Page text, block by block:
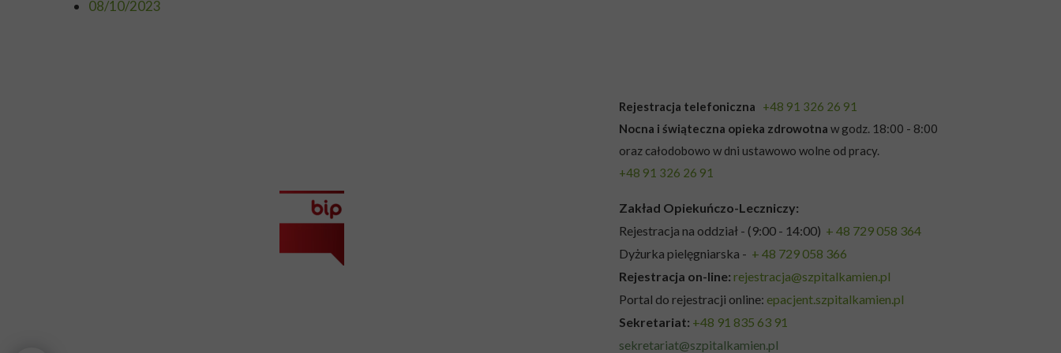
08/10/2023
Rejestracja telefoniczna +48 91 326 26 91
Nocna i świąteczna opieka zdrowotna w godz. 18:00 - 8:00
oraz całodobowo w dni ustawowo wolne od pracy.
+48 91 326 26 91
Zakład Opiekuńczo-Leczniczy:
Rejestracja na oddział - (9:00 - 14:00) + 48 729 058 364
Dyżurka pielęgniarska - + 48 729 058 366
Rejestracja on-line: rejestracja@szpitalkamien.pl
Portal do rejestracji online: epacjent.szpitalkamien.pl
Sekretariat: +48 91 835 63 91
sekretariat@szpitalkamien.pl